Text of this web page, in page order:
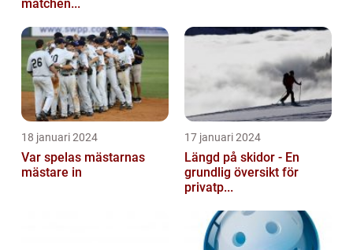
matchen...
18 januari 2024
Var spelas mästarnas
mästare in
17 januari 2024
Längd på skidor - En
grundlig översikt för
privatp...